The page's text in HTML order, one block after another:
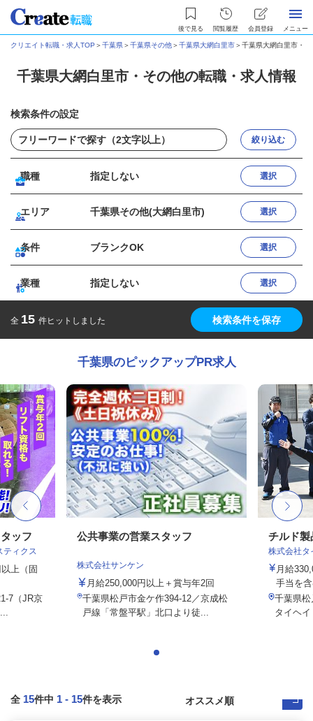
後で見る 閲覧履歴 会員登録 メニュー
クリエイト転職・求人TOP ＞千葉県＞千葉県その他＞千葉県大網白里市＞千葉県大網白里市・
千葉県大網白里市・その他の転職・求人情報
検索条件の設定
絞り込む
職種 指定しない 選択
エリア 千葉県その他(大網白里市) 選択
条件 ブランクOK 選択
業種 指定しない 選択
全 15 件ヒットしました 検索条件を保存
千葉県のピックアップPR求人
ッフ
ティクス
上（固
7（JR京
公共事業の営業スタッフ
株式会社サンケン
月給250,000円以上＋賞与年2回
千葉県松戸市金ケ作394-12／京成松
戸線「常盤平駅」北口より徒...
チルド製
株式会社タ
月給
手当を
千葉県
タイヘ
全 15件中 1 - 15件を表示